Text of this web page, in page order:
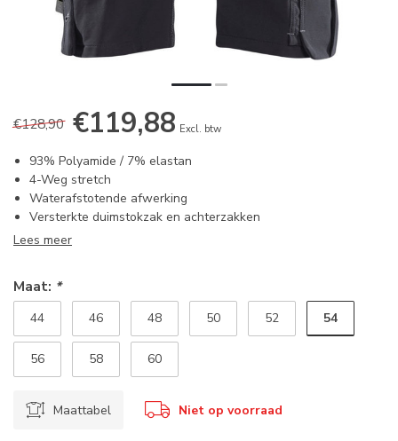
€128,90 €119,88 Excl. btw
93% Polyamide / 7% elastan
4-Weg stretch
Waterafstotende afwerking
Versterkte duimstokzak en achterzakken
Lees meer
Maat: *
44 46 48 50 52 54
56 58 60
Maattabel Niet op voorraad